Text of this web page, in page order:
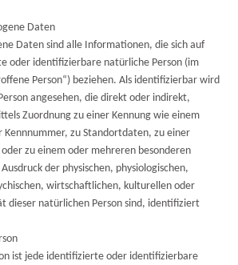
Daten
Daten sind alle Informationen, die sich auf
oder identifizierbare natürliche Person (im
Person“) beziehen. Als identifizierbar wird
angesehen, die direkt oder indirekt,
Zuordnung zu einer Kennung wie einem
Kennnummer, zu Standortdaten, zu einer
zu einem oder mehreren besonderen
der physischen, physiologischen,
wirtschaftlichen, kulturellen oder
dieser natürlichen Person sind, identifiziert
ist jede identifizierte oder identifizierbare